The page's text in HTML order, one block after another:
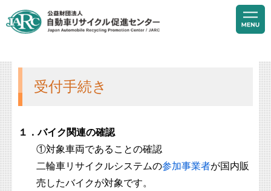
受付手続き
１．バイク関連の確認
①対象車両であることの確認
二輪車リサイクルシステムの参加事業者が国内販
売したバイクが対象です。